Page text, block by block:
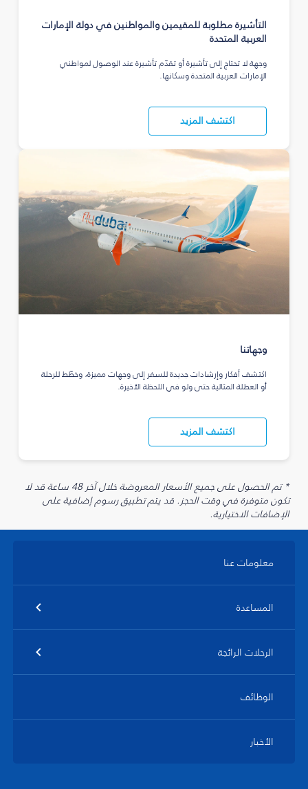
التأشيرة مطلوبة للمقيمين والمواطنين في دولة الإمارات
العربية المتحدة
وجهة لا تحتاج إلى تأشيرة أو تقدّم تأشيرة عند الوصول لمواطني
الإمارات العربية المتحدة وسكانها.
اكتشف المزيد
وجهاتنا
اكتشف أفكار وإرشادات جديدة للسفر إلى وجهات مميزة، وخطّط للرحلة
أو العطلة المثالية حتى ولو في اللحظة الأخيرة.
اكتشف المزيد
* تم الحصول على جميع الأسعار المعروضة خلال آخر 48 ساعة قد لا
تكون متوفرة في وقت الحجز. قد يتم تطبيق رسوم إضافية على
الإضافات الاختيارية.
معلومات عنا
المساعدة
الرحلات الرائجة
الوظائف
الأخبار